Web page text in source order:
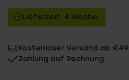
Lieferzeit: 4 Woche
Kostenloser Versand ab €49
Zahlung auf Rechnung